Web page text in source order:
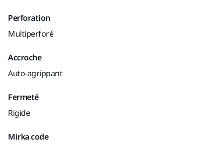
Perforation
Multiperforé
Accroche
Auto-agrippant
Fermeté
Rigide
Mirka code